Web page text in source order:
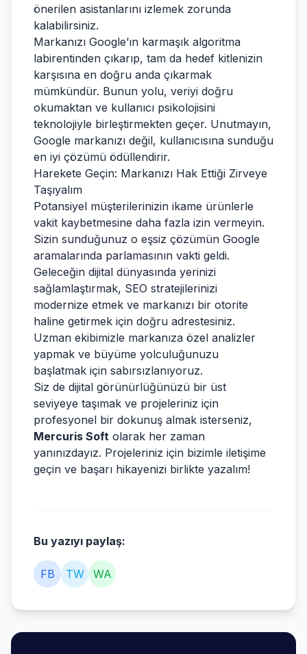
önerilen asistanlarını izlemek zorunda
kalabilirsiniz.
Markanızı Google’ın karmaşık algoritma
labirentinden çıkarıp, tam da hedef kitlenizin
karşısına en doğru anda çıkarmak
mümkündür. Bunun yolu, veriyi doğru
okumaktan ve kullanıcı psikolojisini
teknolojiyle birleştirmekten geçer. Unutmayın,
Google markanızı değil, kullanıcısına sunduğu
en iyi çözümü ödüllendirir.
Harekete Geçin: Markanızı Hak Ettiği Zirveye
Taşıyalım
Potansiyel müşterilerinizin ikame ürünlerle
vakit kaybetmesine daha fazla izin vermeyin.
Sizin sunduğunuz o eşsiz çözümün Google
aramalarında parlamasının vakti geldi.
Geleceğin dijital dünyasında yerinizi
sağlamlaştırmak, SEO stratejilerinizi
modernize etmek ve markanızı bir otorite
haline getirmek için doğru adrestesiniz.
Uzman ekibimizle markanıza özel analizler
yapmak ve büyüme yolculuğunuzu
başlatmak için sabırsızlanıyoruz.
Siz de dijital görünürlüğünüzü bir üst
seviyeye taşımak ve projeleriniz için
profesyonel bir dokunuş almak isterseniz,
Mercuris Soft olarak her zaman
yanınızdayız. Projeleriniz için bizimle iletişime
geçin ve başarı hikayenizi birlikte yazalım!
Bu yazıyı paylaş:
FB TW WA